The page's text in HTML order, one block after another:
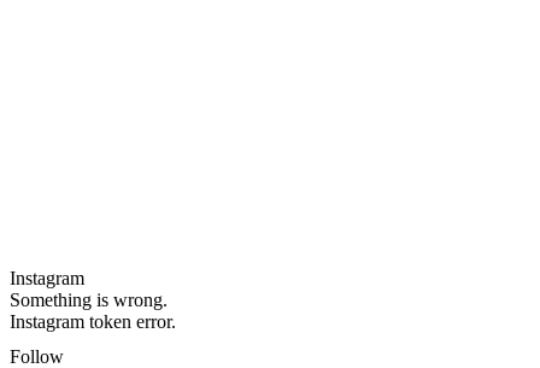
Instagram
Something is wrong.
Instagram token error.
Follow